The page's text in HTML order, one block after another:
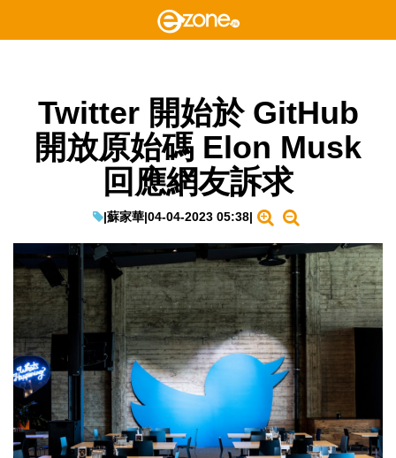
Twitter 開始於 GitHub
開放原始碼 Elon Musk
回應網友訴求
|蘇家華|04-04-2023 05:38|